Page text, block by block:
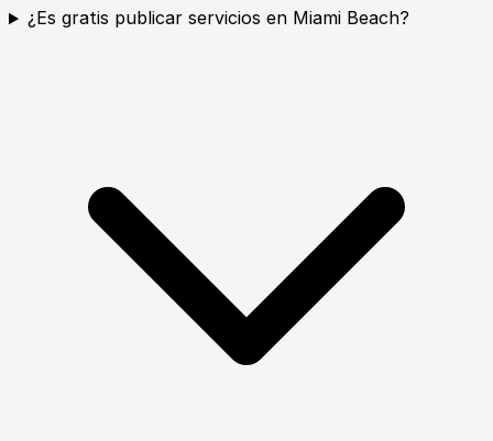
¿Es gratis publicar servicios en Miami Beach?